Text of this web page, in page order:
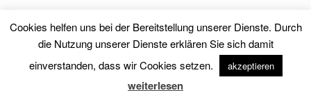
Cookies helfen uns bei der Bereitstellung unserer Dienste. Durch
die Nutzung unserer Dienste erklären Sie sich damit
einverstanden, dass wir Cookies setzen.
akzeptieren
weiterlesen